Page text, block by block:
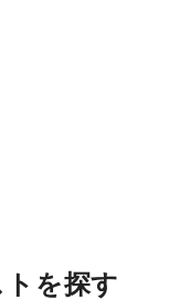
を探す